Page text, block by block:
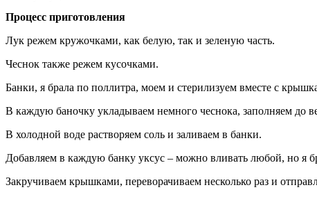
Процесс приготовления
Лук режем кружочками, как белую, так и зеленую часть.
Чеснок также режем кусочками.
Банки, я брала по поллитра, моем и стерилизуем вместе с
В каждую баночку укладываем немного чеснока, заполняем до
В холодной воде растворяем соль и заливаем в банки.
Добавляем в каждую банку уксус – можно вливать любой, но я
Закручиваем крышками, переворачиваем несколько раз и